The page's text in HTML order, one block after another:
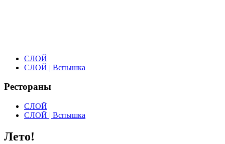
СЛОЙ
СЛОЙ | Вспышка
Рестораны
СЛОЙ
СЛОЙ | Вспышка
Лето!